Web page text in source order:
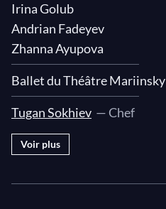
Irina Golub
Andrian Fadeyev
Zhanna Ayupova
Ballet du Théâtre Mariinsky
Tugan Sokhiev — Chef
Voir plus